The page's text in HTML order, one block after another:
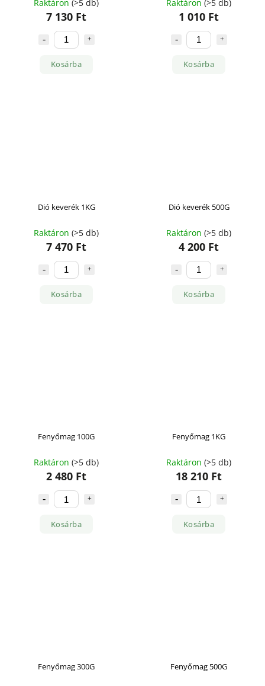
Raktáron (>5 db)
7 130 Ft
Kosárba
Raktáron (>5 db)
1 010 Ft
Kosárba
Dió keverék 1KG
Raktáron (>5 db)
7 470 Ft
Kosárba
Dió keverék 500G
Raktáron (>5 db)
4 200 Ft
Kosárba
Fenyőmag 100G
Raktáron (>5 db)
2 480 Ft
Kosárba
Fenyőmag 1KG
Raktáron (>5 db)
18 210 Ft
Kosárba
Fenyőmag 300G Fenyőmag 500G